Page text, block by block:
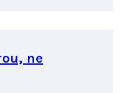
ne